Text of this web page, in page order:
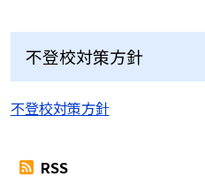
不登校対策方針
不登校対策方針
RSS